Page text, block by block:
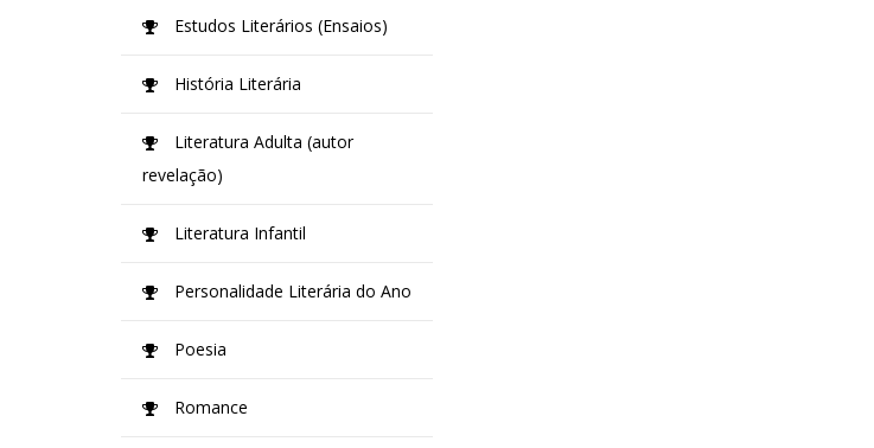
Estudos Literários (Ensaios)
História Literária
Literatura Adulta (autor
revelação)
Literatura Infantil
Personalidade Literária do Ano
Poesia
Romance